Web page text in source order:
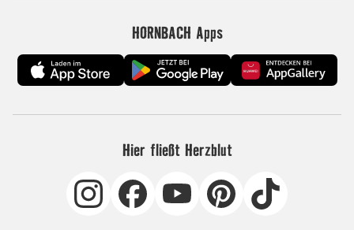
HORNBACH Apps
Hier fließt Herzblut